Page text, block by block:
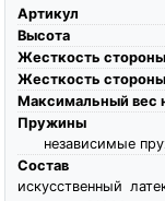
Артикул
Высота
Жесткость стороны
Жесткость
Максимальный вес
Пружины
независимые
Состав
искусственный